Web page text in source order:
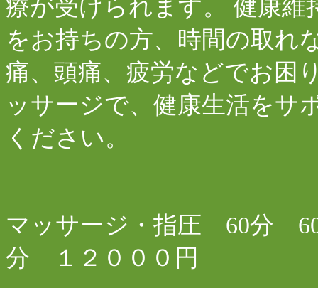
療が受けられます。 健康維
をお持ちの方、時間の取れ
痛、頭痛、疲労などでお困
ッサージで、健康生活をサ
ください。
マッサージ・指圧 60分
分 １２０００円